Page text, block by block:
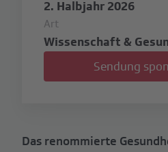
2. Halbjahr 2026
Art
Wissenschaft &
Sendung
Das renommierte